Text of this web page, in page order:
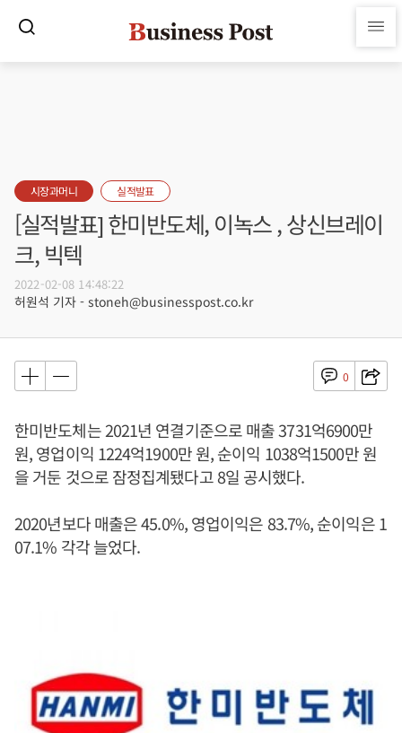
시장과머니 실적발표
[실적발표] 한미반도체, 이녹스 , 상신브레이
크, 빅텍
2022-02-08 14:48:22
허원석 기자 - stoneh@businesspost.co.kr
0
한미반도체는 2021년 연결기준으로 매출 3731억6900만
원, 영업이익 1224억1900만 원, 순이익 1038억1500만 원
을 거둔 것으로 잠정집계됐다고 8일 공시했다.
2020년보다 매출은 45.0%, 영업이익은 83.7%, 순이익은 1
07.1% 각각 늘었다.